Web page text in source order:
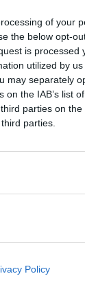
of your
the below opt-
is processed
utilized by
may separately
the IAB’s list
parties on the
parties.
Policy